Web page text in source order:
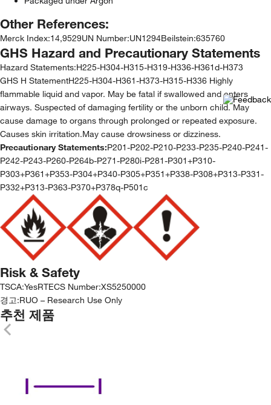
Other References:
Merck Index:14,9529UN Number:UN1294Beilstein:635760
GHS Hazard and Precautionary Statements
Hazard Statements:H225-H304-H315-H319-H336-H361d-H373
GHS H StatementH225-H304-H361-H373-H315-H336 Highly
flammable liquid and vapor. May be fatal if swallowed and enters
airways. Suspected of damaging fertility or the unborn child. May
cause damage to organs through prolonged or repeated exposure.
Causes skin irritation.May cause drowsiness or dizziness.
Precautionary Statements:P201-P202-P210-P233-P235-P240-P241-
P242-P243-P260-P264b-P271-P280i-P281-P301+P310-
P303+P361+P353-P304+P340-P305+P351+P338-P308+P313-P331-
P332+P313-P363-P370+P378q-P501c
Risk & Safety
TSCA:YesRTECS Number:XS5250000
경고:RUO – Research Use Only
추천 제품